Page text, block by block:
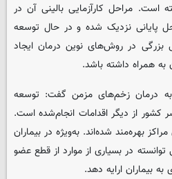
است. مراحل کارآزمایی بالینی آن در
پایانی نزدیک شده و در حال توسعه
بزرگی در روش‌های نوین درمان ایجاد
به همراه داشته باشد.
درمان زخم‌های مزمن گفت: توسعه
کشور از دیگر اقدامات انجام‌شده است.
بهره‌مند شده‌اند. به‌ویژه در بیماران
در بسیاری از موارد از قطع عضو
بیماران ارایه دهد.